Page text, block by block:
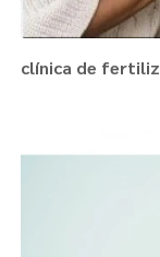
clínica de